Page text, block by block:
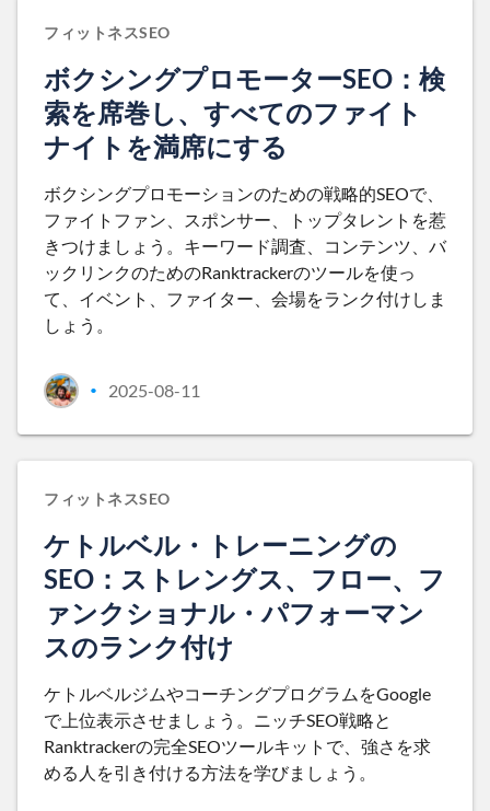
フィットネスSEO
ボクシングプロモーターSEO：検
索を席巻し、すべてのファイト
ナイトを満席にする
ボクシングプロモーションのための戦略的SEOで、
ファイトファン、スポンサー、トップタレントを惹
きつけましょう。キーワード調査、コンテンツ、バ
ックリンクのためのRanktrackerのツールを使っ
て、イベント、ファイター、会場をランク付けしま
しょう。
• 2025-08-11
フィットネスSEO
ケトルベル・トレーニングの
SEO：ストレングス、フロー、フ
ァンクショナル・パフォーマン
スのランク付け
ケトルベルジムやコーチングプログラムをGoogle
で上位表示させましょう。ニッチSEO戦略と
Ranktrackerの完全SEOツールキットで、強さを求
める人を引き付ける方法を学びましょう。